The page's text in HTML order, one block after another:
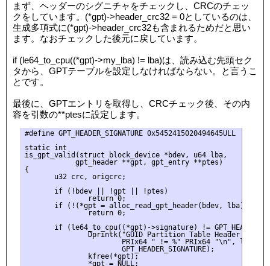
まず、ヘッダーのシグニチャをチェックし、CRCのチェッ
クをしています。(*gpt)->header_crc32 = 0としているのは、
生成多項式に(*gpt)->header_crc32も含まれるためだと思い
ます。なおチェックした後元に戻しています。
if (le64_to_cpu((*gpt)->my_lba) != lba)は、読み込む先頭セク
タから、GPTテーブルを設定しなければならない。と言うこ
とです。
最後に、GPTエントリを取得し、CRCチェック後、その内
容を引数の**ptesに設定します。
#define GPT_HEADER_SIGNATURE 0x5452415020494645ULL
static int
is_gpt_valid(struct block_device *bdev, u64 lba,
            gpt_header **gpt, gpt_entry **ptes)
{
       u32 crc, origcrc;
       if (!bdev || !gpt || !ptes)
               return 0;
       if (!(*gpt = alloc_read_gpt_header(bdev, lba)))
               return 0;
if (le64_to_cpu((*gpt)->signature) !=
Dprintk("GUID Partition Table Header
PRIx64 " != %" PRIx64 "\n",
                       GPT_HEADER_SIGNATURE);
               kfree(*gpt);
               *gpt = NULL;